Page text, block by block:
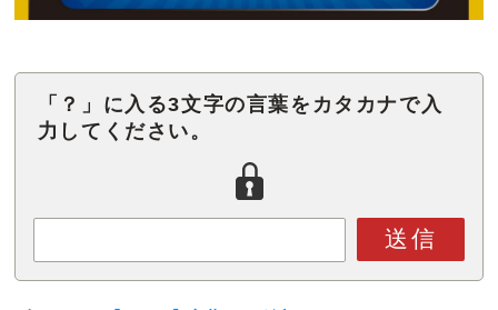
「？」に入る3文字の言葉をカタカナで入
力してください。
送信